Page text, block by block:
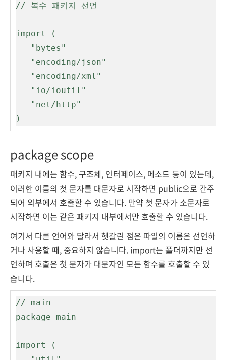
// 복수 패키지 선언
import (
)
package scope
패키지 내에는 함수, 구조체, 인터페이스, 메소드 등이 있는데,
이러한 이름의 첫 문자를 대문자로 시작하면 public으로 간주
되어 외부에서 호출할 수 있습니다. 만약 첫 문자가 소문자로
시작하면 이는 같은 패키지 내부에서만 호출할 수 있습니다.
여기서 다른 언어와 달라서 헷갈린 점은 파일의 이름은 선언하
거나 사용할 때, 중요하지 않습니다. import는 폴더까지만 선
언하며 호출은 첫 문자가 대문자인 모든 함수를 호출할 수 있
습니다.
// main
package main
import (